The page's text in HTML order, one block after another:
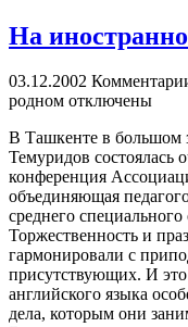
На
03.12.2002
родном отключены
В Ташкенте в большом
Темуридов состоялась
конференция
объединяющая
среднего
Торжественность и
гармонировали с
присутствующих. И
английского языка
дела, которым они